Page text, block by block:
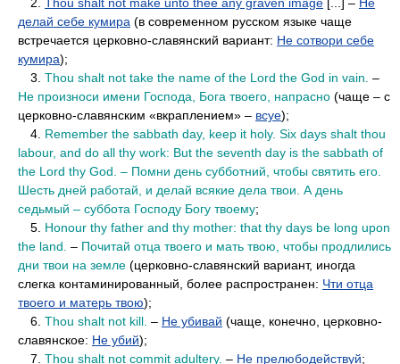
делай себе кумира (в современном русском языке чаще
встречается церковно-славянский вариант: Не сотвори себе
кумира);
3. Thou shalt not take the name of the Lord the God in vain. –
Не произноси имени Господа, Бога твоего, напрасно (чаще – с
церковно-славянским «вкраплением» – всуе);
4. Remember the sabbath day, keep it holy. Six days shalt thou
labour, and do all thy work: But the seventh day is the sabbath of
the Lord thy God. – Помни день субботний, чтобы святить его.
Шесть дней работай, и делай всякие дела твои. А день
седьмый – суббота Господу Богу твоему;
5. Honour thy father and thy mother: that thy days be long upon
the land. – Почитай отца твоего и мать твою, чтобы продлились
дни твои на земле (церковно-славянский вариант, иногда
слегка контаминированный, более распространен: Чти отца
твоего и матерь твою);
6. Thou shalt not kill. – Не убивай (чаще, конечно, церковно-
славянское: Не убий);
7. Thou shalt not commit adultery. – Не прелюбодействуй;